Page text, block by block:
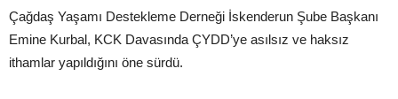
Çağdaş Yaşamı Destekleme Derneği İskenderun Şube Başkanı
Emine Kurbal, KCK Davasında ÇYDD’ye asılsız ve haksız
ithamlar yapıldığını öne sürdü.